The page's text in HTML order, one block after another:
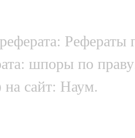
Рефераты
шпоры по
сайт: Наум.